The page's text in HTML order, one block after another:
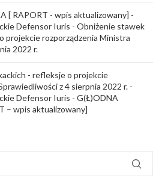
[ RAPORT - wpis aktualizowany] -
Defensor Iuris - Obniżenie stawek
projekcie rozporządzenia Ministra
2022 r.
- refleksje o projekcie
z 4 sierpnia 2022 r. -
Defensor Iuris - G(Ł)ODNA
– wpis aktualizowany]